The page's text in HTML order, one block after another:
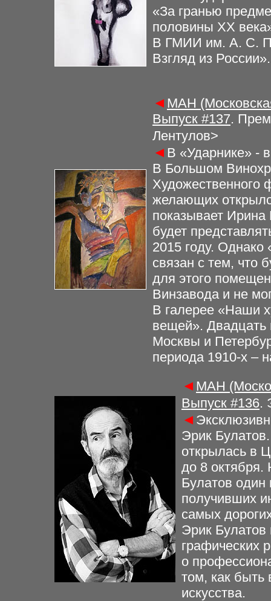
«За гранью
половины XX
В ГМИИ им. А. С.
Взгляд из России».
◄ МАН
Выпуск #137.
Лентулов>
◄ В «Ударнике» -
В Большом
Художественного
желающих
показывает
будет
2015 году.
связан с тем, что
для этого
Винзавода и не
В галерее «Наши
вещей». Двадцать
Москвы и
периода 1910-х –
◄ МАН
Выпуск #136.
◄
Эрик
открылась в
до 8 октября.
Булатов один
получивших
самых
Эрик Булатов
графических
о
том, как быть
искусства.